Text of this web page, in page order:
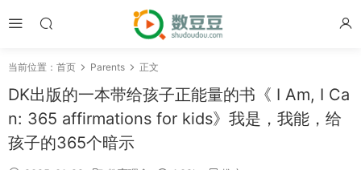
当前位置： 首页 Parents 正文
DK出版的一本带给孩子正能量的书《 I Am, I Ca
n: 365 affirmations for kids》我是，我能，给
孩子的365个暗示